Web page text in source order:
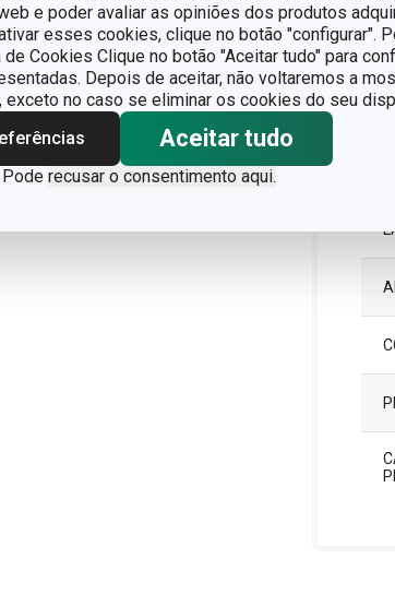
e poder avaliar as opiniões dos produtos
esses cookies, clique no botão "configurar".
Cookies Clique no botão "Aceitar tudo" para
Depois de aceitar, não voltaremos a
exceto no caso se eliminar os cookies do seu
Aceitar tudo
Pode recusar o consentimento aqui.